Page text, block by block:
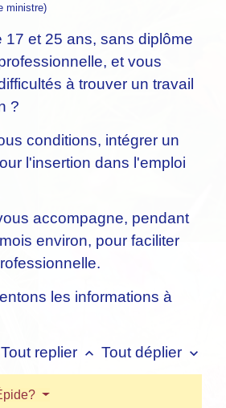
ministre)
17 et 25 ans, sans diplôme
et vous
à trouver un travail
?
conditions, intégrer un
l'insertion dans l'emploi
accompagne, pendant
environ, pour faciliter
les informations à
Tout replier keyboard_arrow_up Tout déplier keyboard_arrow_down